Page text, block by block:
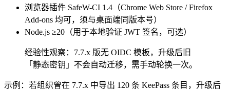
浏览器插件 SafeW-CI 1.4（Chrome Web Store / Firefox
Add-ons 均可，须与桌面端同版本号）
Node.js ≥20（用于本地验证 JWT 签名，可选）
经验性观察：7.7.x 版无 OIDC 模板，升级后旧
「静态密钥」不会自动迁移，需手动轮换一次。
示例：若组织曾在 7.7.x 中导出 120 条 KeePass 条目，升级后